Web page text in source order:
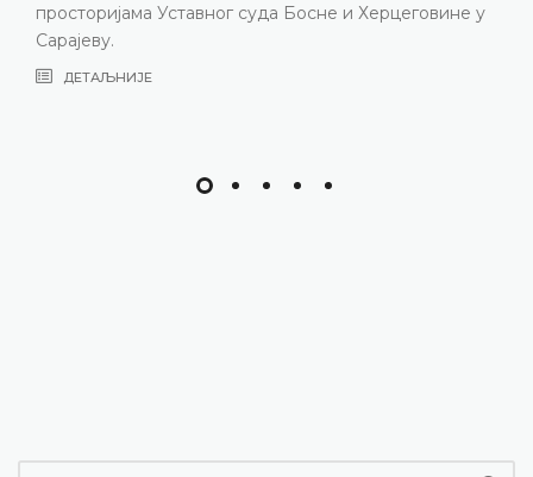
Уставног суда Босне и Херцеговине у
ДЕТАЉНИЈЕ